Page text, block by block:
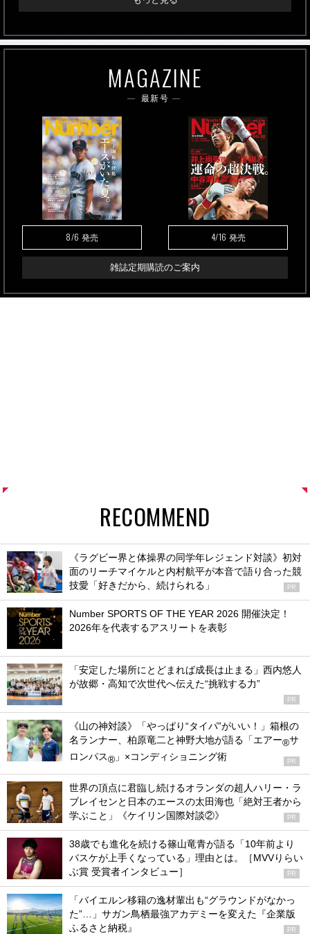
MAGAZINE
最新号
8/6 発売 4/16 発売
雑誌定期購読のご案内
RECOMMEND
《ラグビー界と体操界の同学年レジェンド対談》初対
面のリーチマイケルと内村航平が本音で語り合った競
技愛「好きだから、続けられる」
PR
Number SPORTS OF THE YEAR 2026 開催決定！
2026年を代表するアスリートを表彰
「安定した場所にとどまれば成長は止まる」西内悠人
が故郷・高知で次世代へ伝えた“挑戦する力”
PR
《山の神対談》「やっぱり“タイパ”がいい！」箱根の
名ランナー、柏原竜二と神野大地が語る「エアー®サ
ロンパス® 」×コンディショニング術 PR
世界の頂点に君臨し続けるオランダの超人ハリー・ラ
ブレイセンと日本のエースの太田海也「絶対王者から
学ぶこと」《ケイリン国際対談②》
PR
38歳でも進化を続ける篠山竜青が語る「10年前より
バスケが上手くなっている」理由とは。［MVVりらい
ぶ賞 受賞者インタビュー］
PR
「バイエルン移籍の逸材輩出も“グラウンドがなかっ
た”…」サガン鳥栖最強アカデミーを変えた『企業版
ふるさと納税』
PR